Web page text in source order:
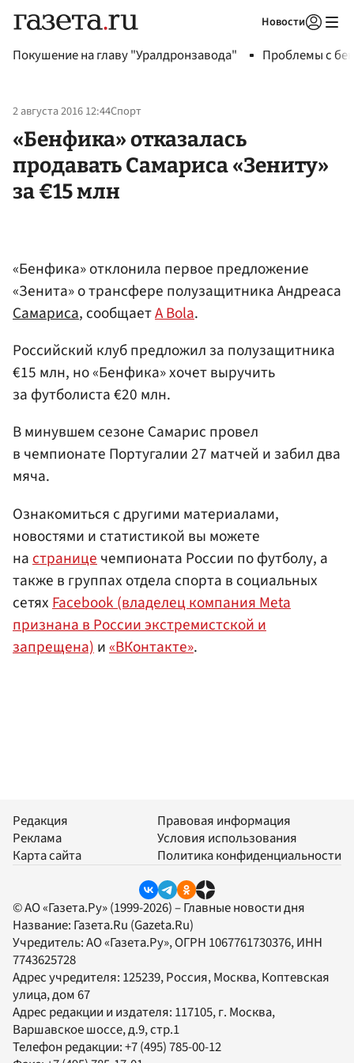
Новости
Покушение на главу "Уралдронзавода" Проблемы с
2 августа 2016 12:44Спорт
«Бенфика» отказалась
продавать Самариса «Зениту»
за €15 млн
«Бенфика» отклонила первое предложение
«Зенита» о трансфере полузащитника Андреаса
Самариса, сообщаетA Bola.
Российский клуб предложил за полузащитника
€15 млн, но «Бенфика» хочет выручить
за футболиста €20 млн.
В минувшем сезоне Самарис провел
в чемпионате Португалии 27 матчей и забил два
мяча.
Ознакомиться с другими материалами,
новостями и статистикой вы можете
на странице чемпионата России по футболу, а
также в группах отдела спорта в социальных
сетях Facebook (владелец компания Meta
признана в России экстремистской и
запрещена) и«ВКонтакте».
Редакция
Реклама
Карта сайта
Правовая информация
Условия использования
Политика конфиденциальности
© АО «Газета.Ру» (1999-2026) – Главные новости дня
Название: Газета.Ru (Gazeta.Ru)
Учредитель:АО «Газета.Ру», ОГРН 1067761730376, ИНН
7743625728
Адрес учредителя: 125239, Россия, Москва, Коптевская
улица, дом 67
Адрес редакции и издателя: 117105, г. Москва,
Варшавское шоссе, д.9, стр.1
Телефон редакции:+7 (495) 785-00-12